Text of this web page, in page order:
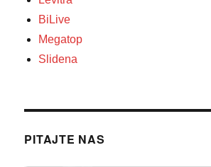
BiLive
Megatop
Slidena
PITAJTE NAS